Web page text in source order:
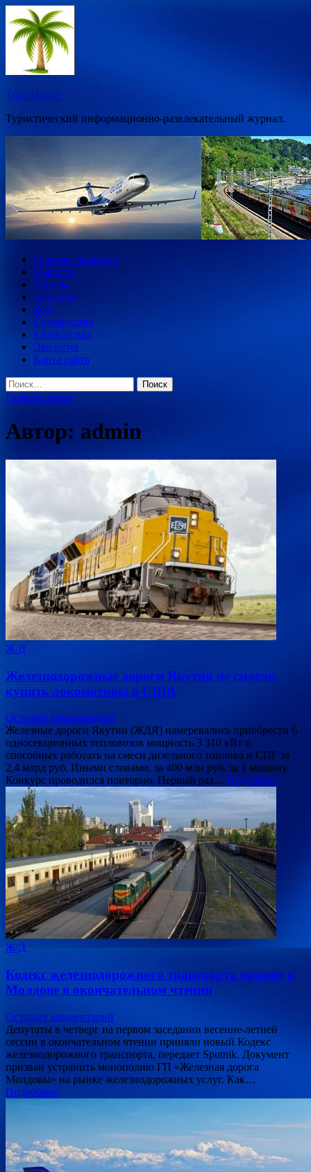
Перейти
к
содержимому
Travel Luxe.
Туристический информационно-развлекательный журнал.
Главная страница
Новости
Туризм
Авиация
Ж/Д
Судоходство
Катаклизмы
Экология
Карта сайта
Найти:
Главное меню
Автор: admin
Ж/Д
Железнодорожные дороги Якутии не смогли
купить локомотивы в США
Оставьте комментарий
Железные дороги Якутии (ЖДЯ) намеревались приобрести 6
односекционных тепловозов мощность 3 310 кВт и
способных работать на смеси дизельного топлива и СПГ за
2,4 млрд руб. Иными словами, за 400 млн руб. за 1 машину.
Конкурс проводился повторно. Первый раз… Подробнее
Ж/Д
Кодекс железнодорожного транспорта принят в
Молдове в окончательном чтении
Оставьте комментарий
Депутаты в четверг на первом заседании весенне-летней
сессии в окончательном чтении приняли новый Кодекс
железнодорожного транспорта, передает Sputnik. Документ
призван устранить монополию ГП «Железная дорога
Молдовы» на рынке железнодорожных услуг. Как…
Подробнее